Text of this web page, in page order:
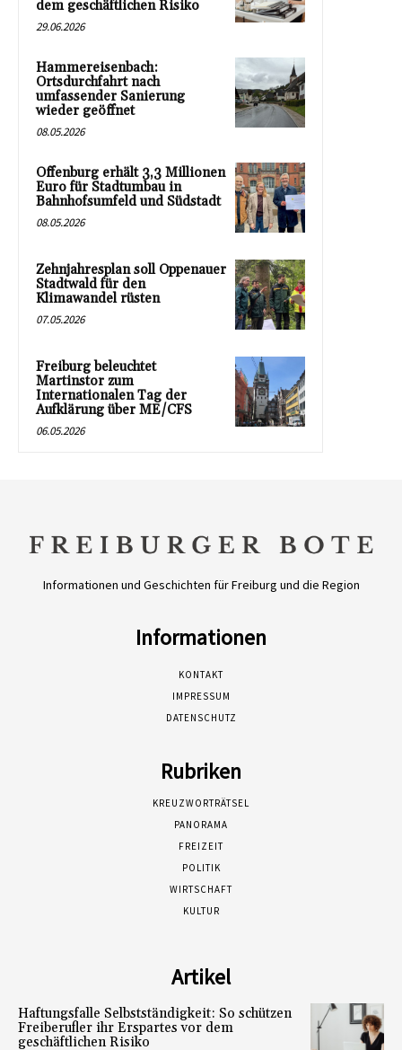
dem geschäftlichen Risiko
29.06.2026
Hammereisenbach:
Ortsdurchfahrt nach
umfassender Sanierung
wieder geöffnet
08.05.2026
Offenburg erhält 3,3 Millionen
Euro für Stadtumbau in
Bahnhofsumfeld und Südstadt
08.05.2026
Zehnjahresplan soll Oppenauer
Stadtwald für den
Klimawandel rüsten
07.05.2026
Freiburg beleuchtet
Martinstor zum
Internationalen Tag der
Aufklärung über ME/CFS
06.05.2026
Informationen und Geschichten für Freiburg und die Region
Informationen
KONTAKT
IMPRESSUM
DATENSCHUTZ
Rubriken
KREUZWORTRÄTSEL
PANORAMA
FREIZEIT
POLITIK
WIRTSCHAFT
KULTUR
Artikel
Haftungsfalle Selbstständigkeit: So schützen
Freiberufler ihr Erspartes vor dem
geschäftlichen Risiko